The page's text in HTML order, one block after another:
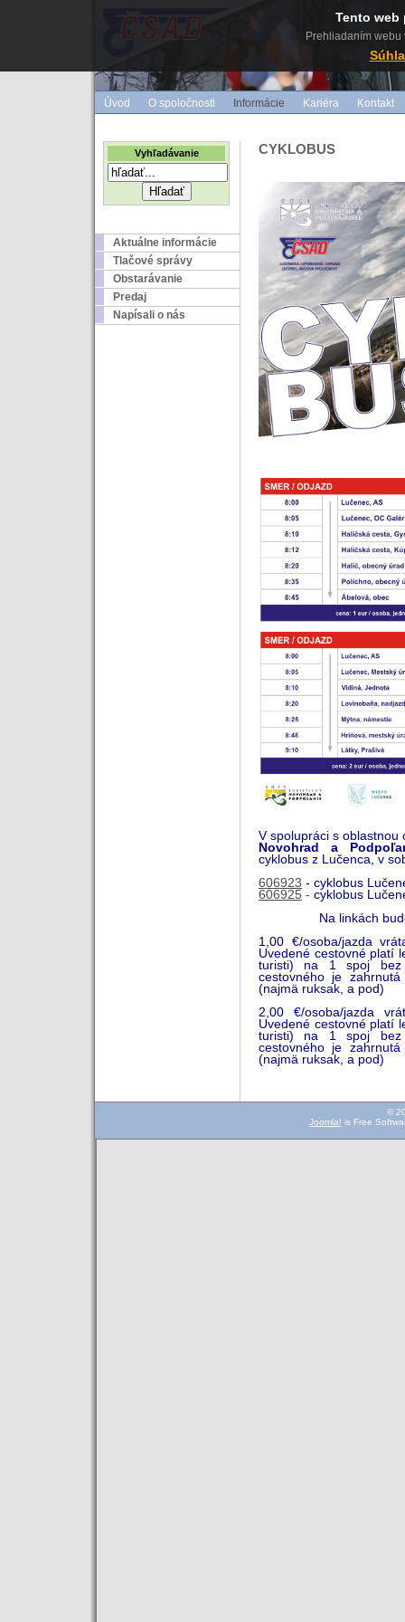
Úvod O spoločnosti Informácie Kariéra Kontakt
Vyhľadávanie
Aktuálne informácie
Tlačové správy
Obstarávanie
Predaj
Napísali o nás
CYKLOBUS
V spolupráci s
Novohrad a
cyklobus z Lučenca, v
606923 - cyklobus
606925 - cyklobus
Na linkách
1,00 €/osoba/jazda
Uvedené cestovné platí
turisti) na 1 spoj bez
cestovného je
(najmä ruksak, a pod)
2,00 €/osoba/jazda
Uvedené cestovné platí
turisti) na 1 spoj bez
cestovného je
(najmä ruksak, a pod)
©
Joomla! is Free
Tento web
Prehliadaním